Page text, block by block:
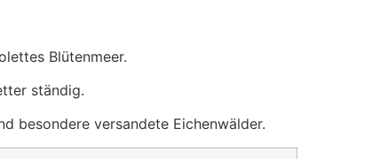
Blütenmeer.
ständig.
besondere versandete Eichenwälder.